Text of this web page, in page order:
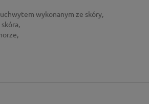
wykonanym ze skóry,